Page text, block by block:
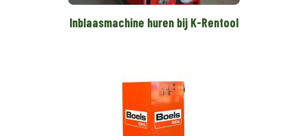
Inblaasmachine huren bij K-Rentool